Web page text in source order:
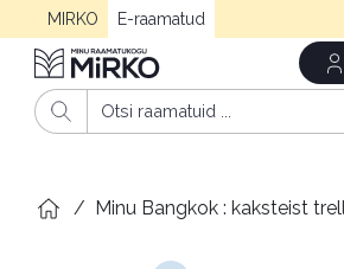
MIRKO E-raamatud
/ Minu Bangkok : kaksteist